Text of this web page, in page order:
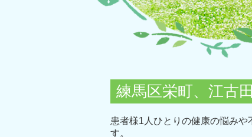
練馬区栄町、江古
患者様1人ひとりの健康の悩みや
す